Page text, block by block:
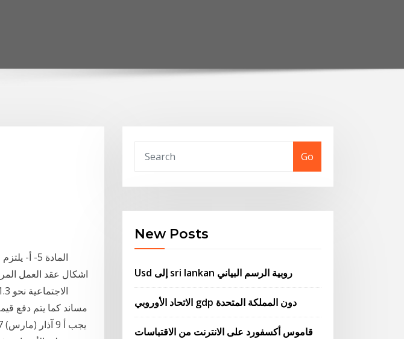
المادة
اشكال عقد العمل
مساند كما يتم دفع
Go
New Posts
Usd إلى sri lankan روبية الرسم البياني
الاتحاد الأوروبي gdp دون المملكة المتحدة
قاموس أكسفورد على الانترنت من الاقتباسات